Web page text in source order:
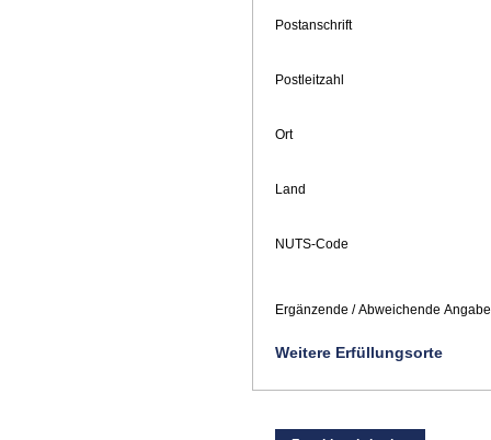
Postanschrift
Postleitzahl
Ort
Land
NUTS-Code
Ergänzende / Abweichende
Weitere Erfüllungsorte